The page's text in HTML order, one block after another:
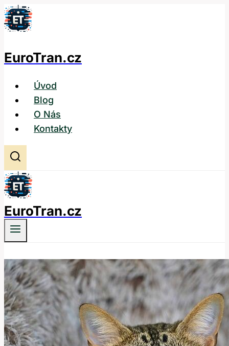
Přeskočit
na
EuroTran.cz
Úvod
Blog
O Nás
Kontakty
EuroTran.cz